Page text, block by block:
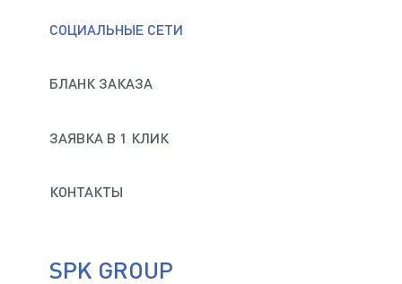
СОЦИАЛЬНЫЕ СЕТИ
БЛАНК ЗАКАЗА
ЗАЯВКА В 1 КЛИК
КОНТАКТЫ
SPK GROUP